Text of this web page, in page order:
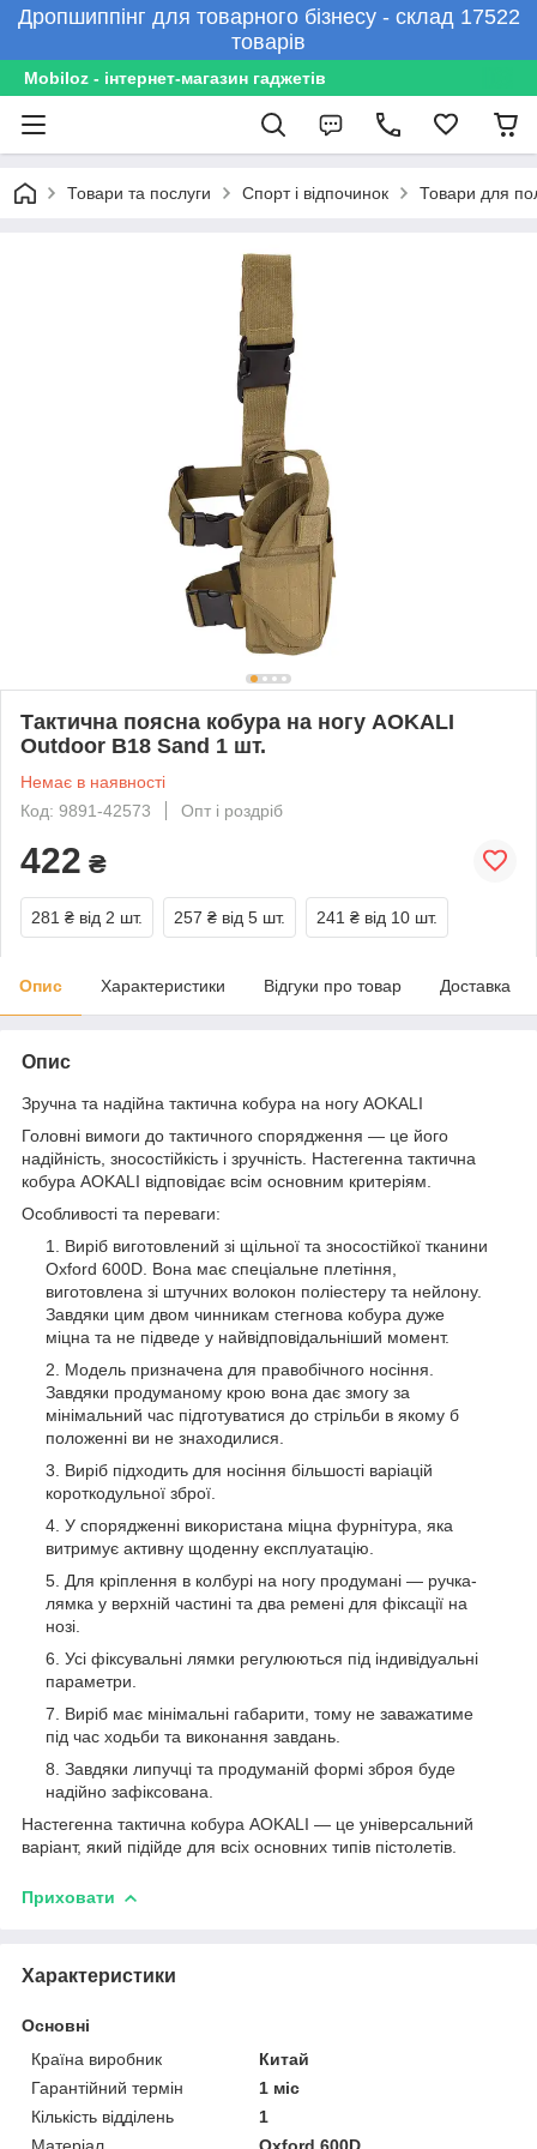
Дропшиппінг для товарного бізнесу - склад 17522
товарів
Mobiloz - інтернет-магазин гаджетів
Товари та послуги Спорт і відпочинок Товари для
Тактична поясна кобура на ногу AOKALI
Outdoor B18 Sand 1 шт.
Немає в наявності
Код: 9891-42573
Опт і роздріб
422 ₴
281 ₴ від 2 шт. 257 ₴ від 5 шт. 241 ₴ від 10 шт.
Опис Характеристики Відгуки про товар Доставка
Опис
Зручна та надійна тактична кобура на ногу AOKALI
Головні вимоги до тактичного спорядження — це його
надійність, зносостійкість і зручність. Настегенна тактична
кобура AOKALI відповідає всім основним критеріям.
Особливості та переваги:
Виріб виготовлений зі щільної та зносостійкої тканини
Oxford 600D. Вона має спеціальне плетіння,
виготовлена зі штучних волокон поліестеру та нейлону.
Завдяки цим двом чинникам стегнова кобура дуже
міцна та не підведе у найвідповідальніший момент.
Модель призначена для правобічного носіння.
Завдяки продуманому крою вона дає змогу за
мінімальний час підготуватися до стрільби в якому б
положенні ви не знаходилися.
Виріб підходить для носіння більшості варіацій
короткодульної зброї.
У спорядженні використана міцна фурнітура, яка
витримує активну щоденну експлуатацію.
Для кріплення в колбурі на ногу продумані — ручка-
лямка у верхній частині та два ремені для фіксації на
нозі.
Усі фіксувальні лямки регулюються під індивідуальні
параметри.
Виріб має мінімальні габарити, тому не заважатиме
під час ходьби та виконання завдань.
Завдяки липучці та продуманій формі зброя буде
надійно зафіксована.
Настегенна тактична кобура AOKALI — це універсальний
варіант, який підійде для всіх основних типів пістолетів.
Приховати
Характеристики
Основні
Країна виробник
Китай
Гарантійний термін
1 міс
Кількість відділень
1
Матеріал
Oxford 600D